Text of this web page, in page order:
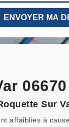
06670
Sur
affaiblies à